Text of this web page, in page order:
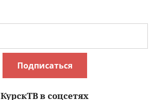
Подписаться
КурскТВ в соцсетях